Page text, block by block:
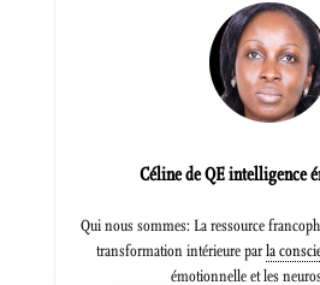
Céline de QE intelligence
Qui nous sommes: La ressource
transformation intérieure parla
émotionnelle et les